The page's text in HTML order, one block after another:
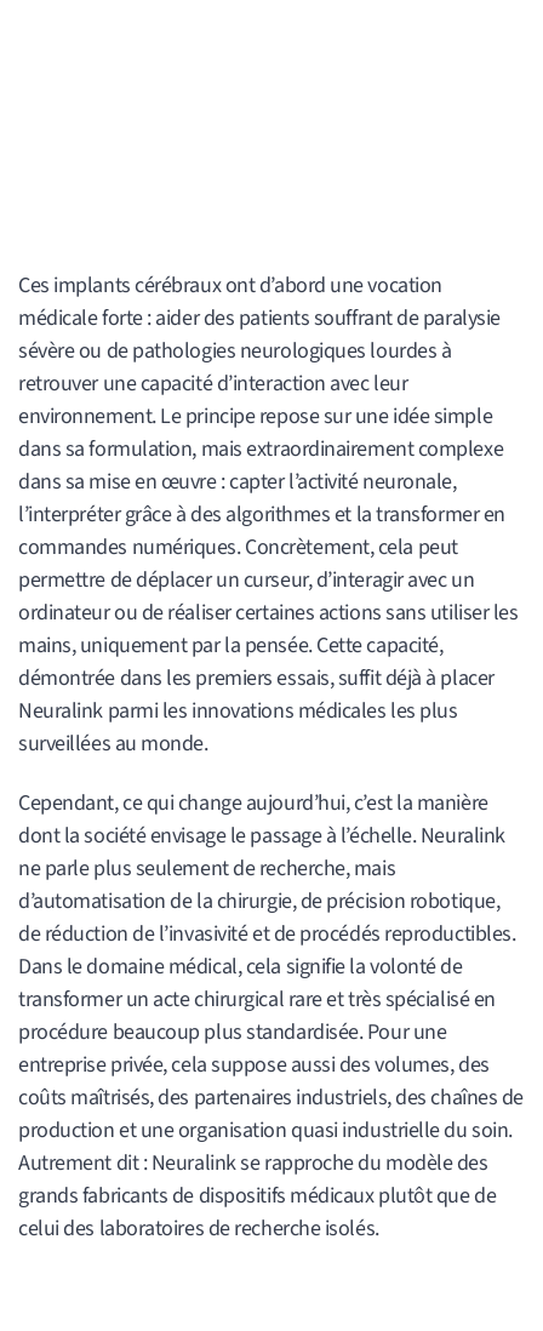
Ces implants cérébraux ont d’abord une vocation
médicale forte : aider des patients souffrant de paralysie
sévère ou de pathologies neurologiques lourdes à
retrouver une capacité d’interaction avec leur
environnement. Le principe repose sur une idée simple
dans sa formulation, mais extraordinairement complexe
dans sa mise en œuvre : capter l’activité neuronale,
l’interpréter grâce à des algorithmes et la transformer en
commandes numériques. Concrètement, cela peut
permettre de déplacer un curseur, d’interagir avec un
ordinateur ou de réaliser certaines actions sans utiliser les
mains, uniquement par la pensée. Cette capacité,
démontrée dans les premiers essais, suffit déjà à placer
Neuralink parmi les innovations médicales les plus
surveillées au monde.
Cependant, ce qui change aujourd’hui, c’est la manière
dont la société envisage le passage à l’échelle. Neuralink
ne parle plus seulement de recherche, mais
d’automatisation de la chirurgie, de précision robotique,
de réduction de l’invasivité et de procédés reproductibles.
Dans le domaine médical, cela signifie la volonté de
transformer un acte chirurgical rare et très spécialisé en
procédure beaucoup plus standardisée. Pour une
entreprise privée, cela suppose aussi des volumes, des
coûts maîtrisés, des partenaires industriels, des chaînes de
production et une organisation quasi industrielle du soin.
Autrement dit : Neuralink se rapproche du modèle des
grands fabricants de dispositifs médicaux plutôt que de
celui des laboratoires de recherche isolés.